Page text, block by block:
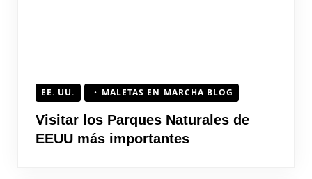
EE. UU. MALETAS EN MARCHA BLOG
Visitar los Parques Naturales de
EEUU más importantes